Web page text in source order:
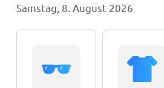
Samstag, 8. August 2026